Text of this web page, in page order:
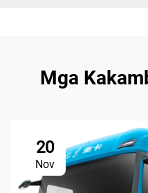
Mga
20
Nov